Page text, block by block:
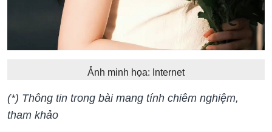
Ảnh minh họa: Internet
(*) Thông tin trong bài mang tính chiêm nghiệm,
tham khảo